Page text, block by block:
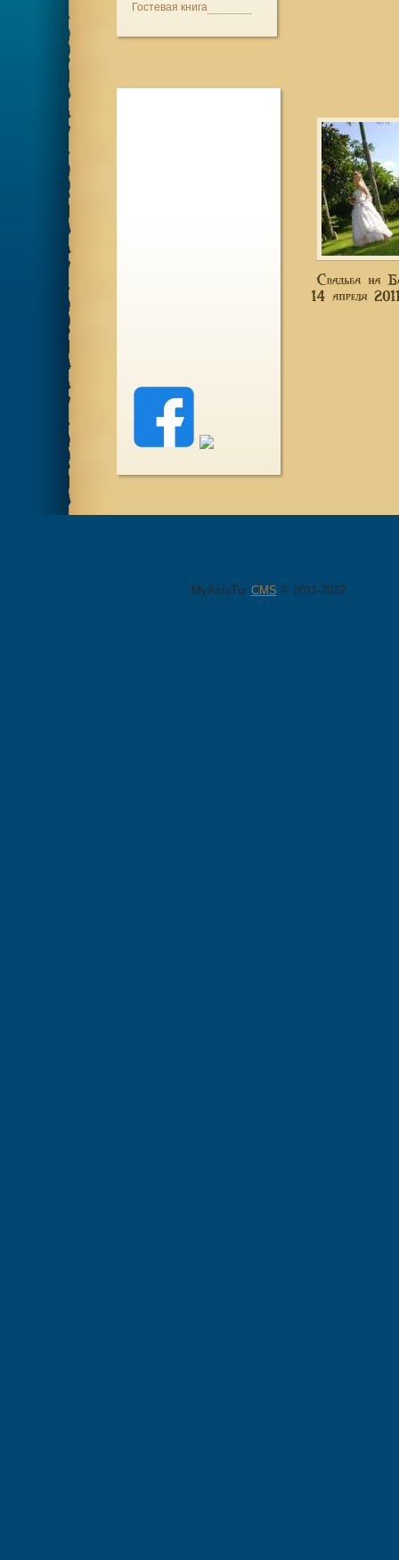
Гостевая книга
MyAsiaTur CMS © 2011-2022